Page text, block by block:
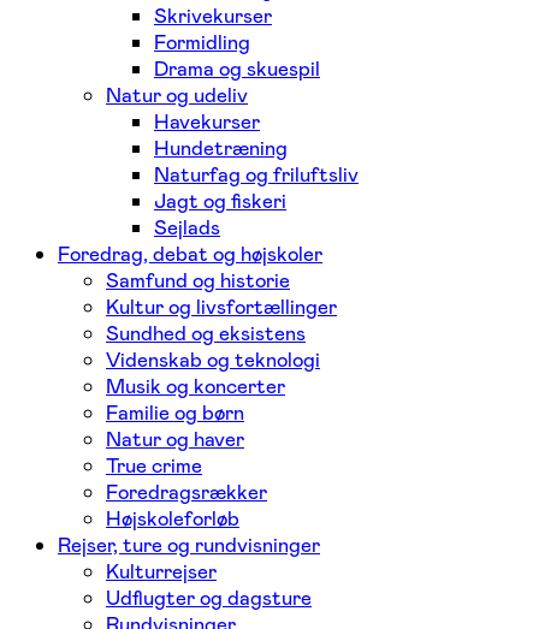
Skrivekurser
Formidling
Drama og skuespil
Natur og udeliv
Havekurser
Hundetræning
Naturfag og friluftsliv
Jagt og fiskeri
Sejlads
Foredrag, debat og højskoler
Samfund og historie
Kultur og livsfortællinger
Sundhed og eksistens
Videnskab og teknologi
Musik og koncerter
Familie og børn
Natur og haver
True crime
Foredragsrækker
Højskoleforløb
Rejser, ture og rundvisninger
Kulturrejser
Udflugter og dagsture